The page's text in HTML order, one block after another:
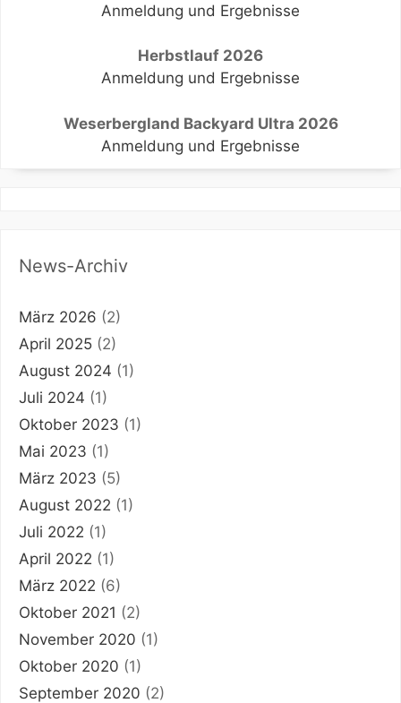
Anmeldung und Ergebnisse
Herbstlauf 2026
Anmeldung und Ergebnisse
Weserbergland Backyard Ultra 2026
Anmeldung und Ergebnisse
News-Archiv
März 2026 (2)
April 2025 (2)
August 2024 (1)
Juli 2024 (1)
Oktober 2023 (1)
Mai 2023 (1)
März 2023 (5)
August 2022 (1)
Juli 2022 (1)
April 2022 (1)
März 2022 (6)
Oktober 2021 (2)
November 2020 (1)
Oktober 2020 (1)
September 2020 (2)